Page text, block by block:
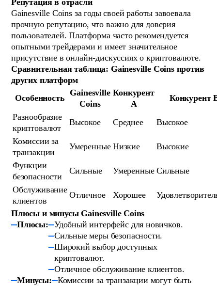
Репутация в отрасли
Gainesville Coins за годы своей работы завоевала
прочную репутацию, что важно для доверия
пользователей. Платформа часто рекомендуется
опытными трейдерами и имеет значительное
присутствие в онлайн-дискуссиях о криптовалюте.
Сравнительная таблица: Gainesville Coins против
других платформ
Особенность
Gainesville
Coins
Конкурент
A
Конкурент
Разнообразие
криптовалют
Высокое Среднее
Высокое
Комиссии за
транзакции
Умеренные Низкие
Высокие
Функции
безопасности
Сильные Умеренные Сильные
Обслуживание
клиентов
Отличное Хорошее
Плюсы и минусы Gainesville Coins
Плюсы:
Удобный интерфейс для новичков.
Сильные меры безопасности.
Широкий выбор доступных
криптовалют.
Отличное обслуживание клиентов.
Минусы:
Комиссии за транзакции могут быть